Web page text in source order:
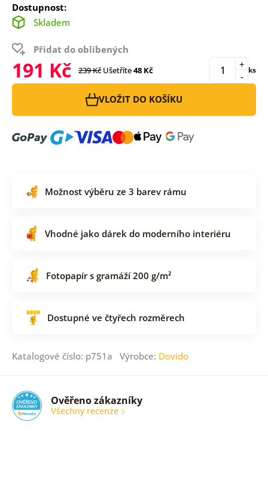
Dostupnost:
Skladem
Přidat do oblíbených
191 Kč 239 Kč Ušetříte48 Kč -
+ ks
VLOŽIT DO KOŠÍKU
Možnost výběru ze 3 barev rámu
Vhodné jako dárek do moderního interiéru
Fotopapír s gramáží 200 g/m²
Dostupné ve čtyřech rozměrech
Katalogové číslo: p751a Výrobce: Dovido
Ověřeno zákazníky
Všechny recenze